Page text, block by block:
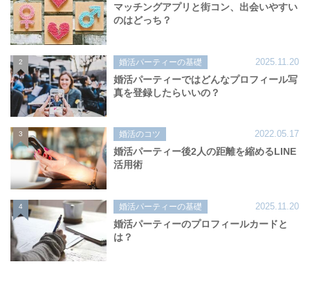
マッチングアプリと街コン、出会いやすい
のはどっち？
2 婚活パーティーの基礎 2025.11.20
婚活パーティーではどんなプロフィール写
真を登録したらいいの？
3 婚活のコツ 2022.05.17
婚活パーティー後2人の距離を縮めるLINE
活用術
4 婚活パーティーの基礎 2025.11.20
婚活パーティーのプロフィールカードと
は？